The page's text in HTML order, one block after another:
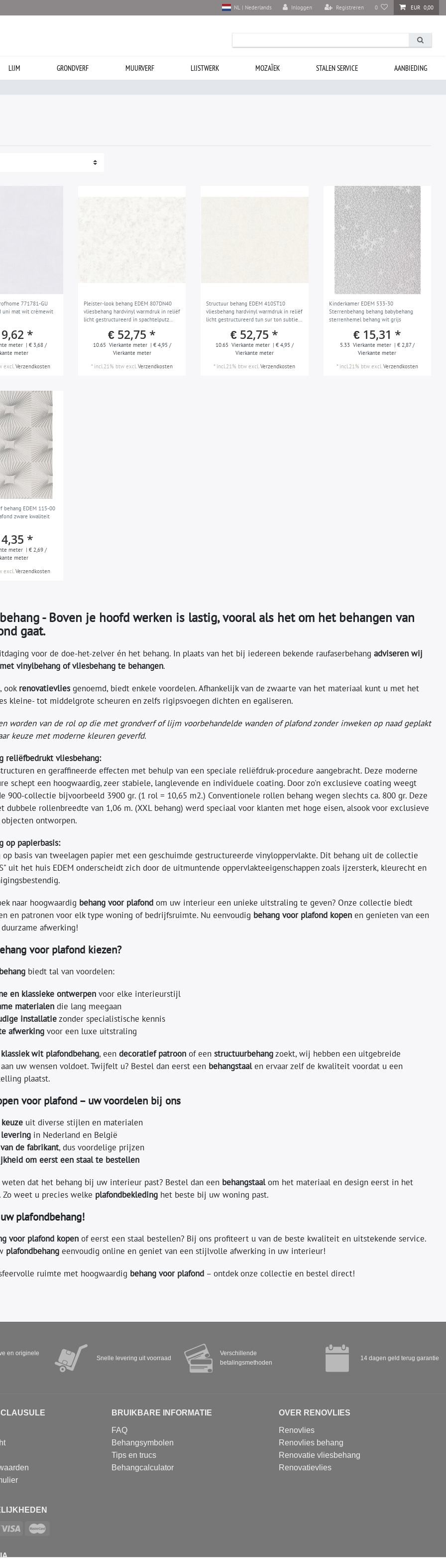
Inloggen Registreren 0 EUR 0,00
NL | Nederlands
LIJM GRONDVERF MUURVERF LIJSTWERK MOZAÏEK STALEN SERVICE AANBIEDING
771781-GU
uni mat wit crèmewit
*
meter | € 3,68 /
meter
excl.Verzendkosten
Pleister-look behang EDEM 807DN40
vliesbehang hardvinyl warmdruk in reliëf
licht gestructureerd in spachtelputz
€ 52,75 *
10.65 Vierkante meter | € 4,95 /
Vierkante meter
* incl.21% btw excl.Verzendkosten
Structuur behang EDEM 410ST10
vliesbehang hardvinyl warmdruk in reliëf
licht gestructureerd tun sur ton subtiel
€ 52,75 *
10.65 Vierkante meter | € 4,95 /
Vierkante meter
* incl.21% btw excl.Verzendkosten
Kinderkamer EDEM 533-30
Sterrenbehang behang babybehang
sterrenhemel behang wit grijs
€ 15,31 *
5.33 Vierkante meter | € 2,87 /
Vierkante meter
* incl.21% btwexcl.Verzendkosten
behang EDEM 115-00
zware kwaliteit
*
meter | € 2,69 /
meter
excl. Verzendkosten
- Boven je hoofd werken is lastig, vooral als het om het behangen van
gaat.
voor de doe-het-zelver én het behang. In plaats van het bij iedereen bekende raufaserbehang adviseren wij
vinylbehang of vliesbehang te behangen.
, ook renovatievliesgenoemd, biedt enkele voordelen. Afhankelijk van de zwaarte van het materiaal kunt u met het
kleine- tot middelgrote scheuren en zelfs rigipsvoegen dichten en egaliseren.
worden van de rol op die met grondverf of lijm voorbehandelde wanden of plafond zonder inweken op naad geplakt
keuze met moderne kleuren geverfd.
reliëfbedrukt vliesbehang:
en geraffineerde effecten met behulp van een speciale reliëfdruk-procedure aangebracht. Deze moderne
schept een hoogwaardig, zeer stabiele, langlevende en individuele coating. Door zo'n exclusieve coating weegt
900-collectie bijvoorbeeld 3900 gr. (1 rol = 10,65 m2.) Conventionele rollen behang wegen slechts ca. 800 gr. Deze
dubbele rollenbreedte van 1,06 m. (XXL behang) werd speciaal voor klanten met hoge eisen, alsook voor exclusieve
ontworpen.
op papierbasis:
op basis van tweelagen papier met een geschuimde gestructureerde vinyloppervlakte. Dit behang uit de collectie
uit het huis EDEM onderscheidt zich door de uitmuntende oppervlakteeigenschappen zoals ijzersterk, kleurecht en
naar hoogwaardig behang voor plafondom uw interieur een unieke uitstraling te geven? Onze collectie biedt
en patronen voor elk type woning of bedrijfsruimte. Nu eenvoudig behang voor plafond kopenen genieten van een
afwerking!
voor plafond kiezen?
biedt tal van voordelen:
en klassieke ontwerpenvoor elke interieurstijl
materialendie lang meegaan
installatiezonder specialistische kennis
afwerkingvoor een luxe uitstraling
klassiek wit plafondbehang, een decoratief patroonof een structuurbehangzoekt, wij hebben een uitgebreide
uw wensen voldoet. Twijfelt u? Bestel dan eerst een behangstaalen ervaar zelf de kwaliteit voordat u een
plaatst.
voor plafond – uw voordelen bij ons
uit diverse stijlen en materialen
in Nederland en België
de fabrikant, dus voordelige prijzen
om eerst een staal te bestellen
dat het behang bij uw interieur past? Bestel dan een behangstaalom het materiaal en design eerst in het
weet u precies welke plafondbekledinghet beste bij uw woning past.
plafondbehang!
voor plafond kopenof eerst een staal bestellen? Bij ons profiteert u van de beste kwaliteit en uitstekende service.
plafondbehangeenvoudig online en geniet van een stijlvolle afwerking in uw interieur!
ruimte met hoogwaardig behang voor plafond– ontdek onze collectie en bestel direct!
en originele
Snelle levering uit voorraad
Verschillende
betalingsmethoden
14 dagen geld terug garantie
BRUIKBARE INFORMATIE
FAQ
Behangsymbolen
Tips en trucs
Behangcalculator
OVER RENOVLIES
Renovlies
Renovlies behang
Renovatie vliesbehang
Renovatievlies